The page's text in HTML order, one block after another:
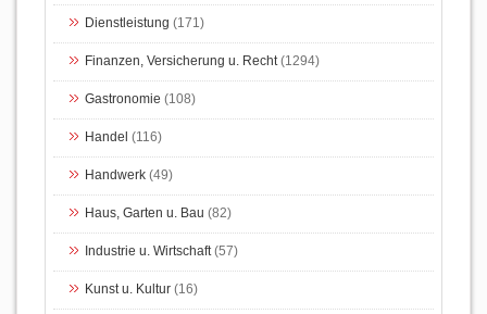
Dienstleistung (171)
Finanzen, Versicherung u. Recht(1294)
Gastronomie (108)
Handel (116)
Handwerk (49)
Haus, Garten u. Bau (82)
Industrie u. Wirtschaft(57)
Kunst u. Kultur (16)